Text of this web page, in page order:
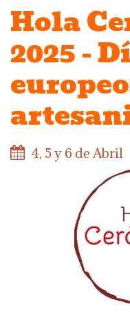
Hola
2025 -
4, 5 y 6 de Abril